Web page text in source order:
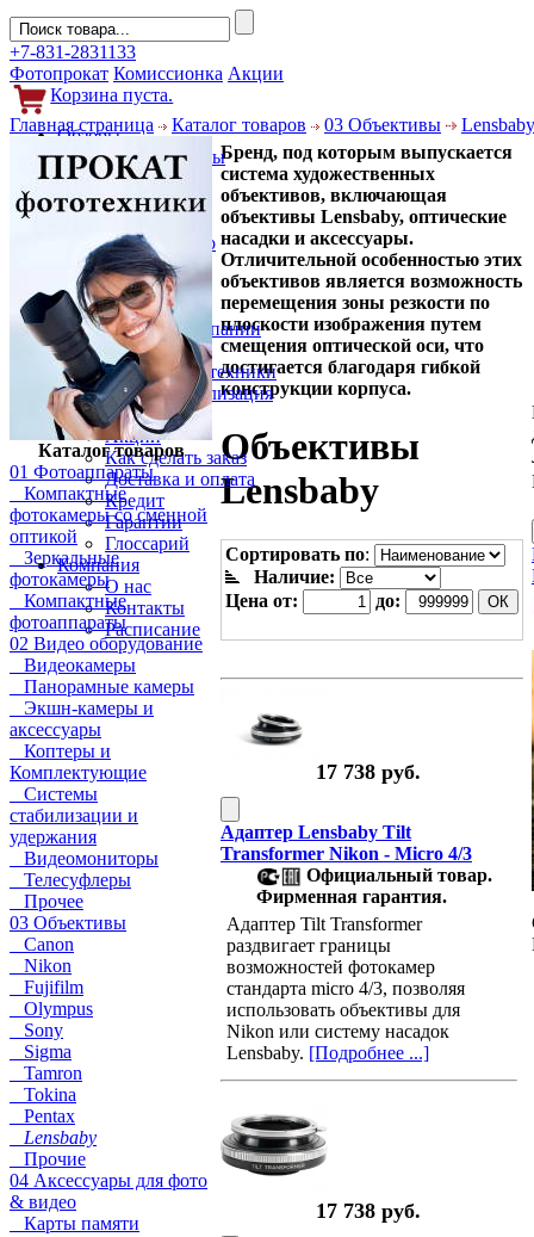
+7-831-2831133
Фотопрокат Комиссионка Акции
Корзина пуста.
Обзоры
Фотоаппараты
Объективы
Фильтры
Фото и видео
Гаджеты
Аксессуары
Слухи
Новости компании
Услуги
Прокат фототехники
Выкуп и реализация
Покупателям
Акции
Как сделать заказ
Доставка и оплата
Кредит
Гарантии
Глоссарий
Компания
О нас
Контакты
Расписание
Главная страница Каталог товаров 03 Объективы Lensbaby
Каталог товаров
01 Фотоаппараты
Компактные
фотокамеры со сменной
оптикой
Зеркальные
фотокамеры
Компактные
фотоаппараты
02 Видео оборудование
Видеокамеры
Панорамные камеры
Экшн-камеры и
аксессуары
Коптеры и
Комплектующие
Системы
стабилизации и
удержания
Видеомониторы
Телесуфлеры
Прочее
03 Объективы
Canon
Nikon
Fujifilm
Olympus
Sony
Sigma
Tamron
Tokina
Pentax
Lensbaby
Прочие
04 Аксессуары для фото
& видео
Карты памяти
Бренд, под которым выпускается
cистема художественных
объективов, включающая
объективы Lensbaby, оптические
насадки и аксессуары.
Отличительной особенностью этих
объективов является возможность
перемещения зоны резкости по
плоскости изображения путем
смещения оптической оси, что
достигается благодаря гибкой
конструкции корпуса.
Объективы
Lensbaby
Сортировать по:
Наличие:
Цена от:
до:
17 738 руб.
Адаптер Lensbaby Tilt
Transformer Nikon - Micro 4/3
Официальный товар.
Фирменная гарантия.
Адаптер Tilt Transformer
раздвигает границы
возможностей фотокамер
стандарта micro 4/3, позволяя
использовать объективы для
Nikon или систему насадок
Lensbaby. [Подробнее ...]
17 738 руб.